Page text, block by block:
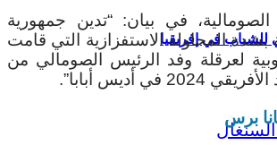
للشباب في إفريقيا
في بيان: “تدين جمهورية
بشدة المحاولة الاستفزازية التي قامت
لعرقلة وفد الرئيس الصومالي من
في أديس أبابا”.
برس